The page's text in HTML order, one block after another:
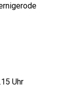
Uhr